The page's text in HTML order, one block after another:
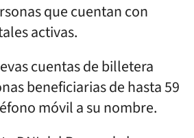
que cuentan con
activas.
cuentas de billetera
beneficiarias de hasta 59
móvil a su nombre.